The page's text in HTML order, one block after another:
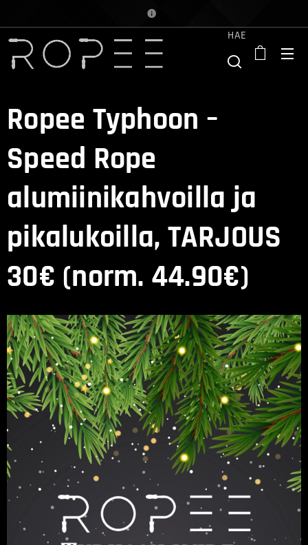
HAE
Ropee Typhoon –
Speed Rope
alumiinikahvoilla ja
pikalukoilla, TARJOUS
30€ (norm. 44.90€)